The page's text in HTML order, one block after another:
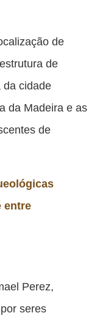
de
de
da cidade
da Madeira e as
de
entre
Perez,
seres